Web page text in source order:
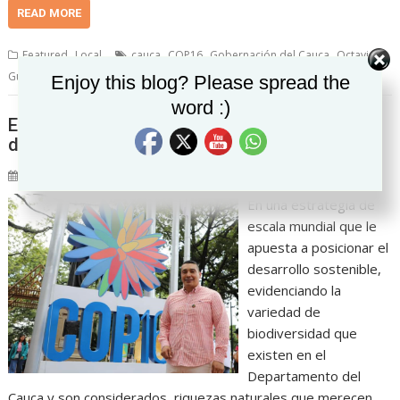
READ MORE
Featured Local cauca COP16 Gobernación del Cauca Octavio
Guzmán
Leave a comment
El Cauca se potencializa en la COP16, el
desafío es construir la paz con naturaleza.
En una estrategia de
escala mundial que le
apuesta a posicionar el
desarrollo sostenible,
evidenciando la
variedad de
biodiversidad que
existen en el
Departamento del
Enjoy this blog? Please spread the
word :)
Set Youtube Channel ID